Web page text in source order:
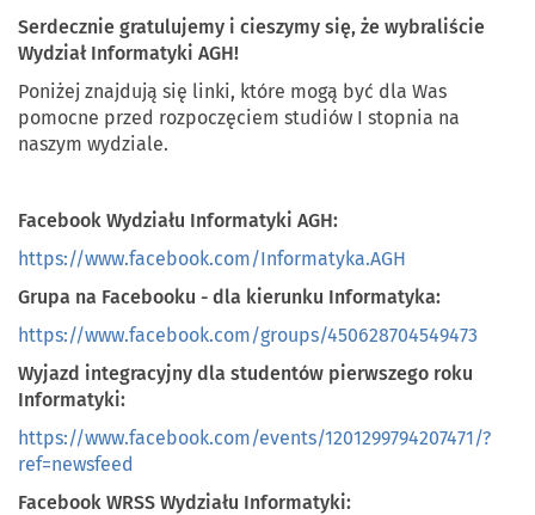
Serdecznie gratulujemy i cieszymy się, że wybraliście
Wydział Informatyki AGH!
Poniżej znajdują się linki, które mogą być dla Was
pomocne przed rozpoczęciem studiów I stopnia na
naszym wydziale.
Facebook Wydziału Informatyki AGH:
https://www.facebook.com/Informatyka.AGH
Grupa na Facebooku - dla kierunku Informatyka:
https://www.facebook.com/groups/450628704549473
Wyjazd integracyjny dla studentów pierwszego roku
Informatyki:
https://www.facebook.com/events/1201299794207471/?
ref=newsfeed
Facebook WRSS Wydziału Informatyki: